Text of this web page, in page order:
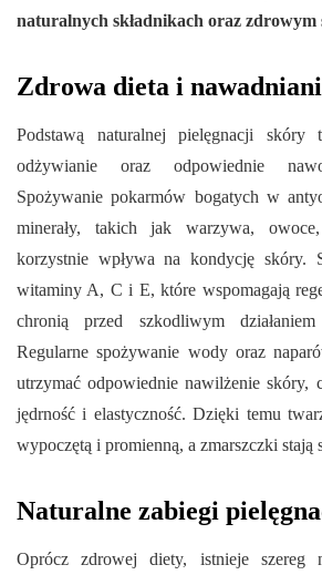
naturalnych składnikach oraz zdrowym
Zdrowa dieta i
Podstawą naturalnej pielęgnacji skóry
odżywianie oraz odpowiednie
Spożywanie pokarmów bogatych w
minerały, takich jak warzywa,
korzystnie wpływa na kondycję skóry.
witaminy A, C i E, które wspomagają
chronią przed szkodliwym
Regularne spożywanie wody oraz
utrzymać odpowiednie nawilżenie skóry,
jędrność i elastyczność. Dzięki temu
wypoczętą i promienną, a zmarszczki stają
Naturalne zabiegi
Oprócz zdrowej diety, istnieje szereg